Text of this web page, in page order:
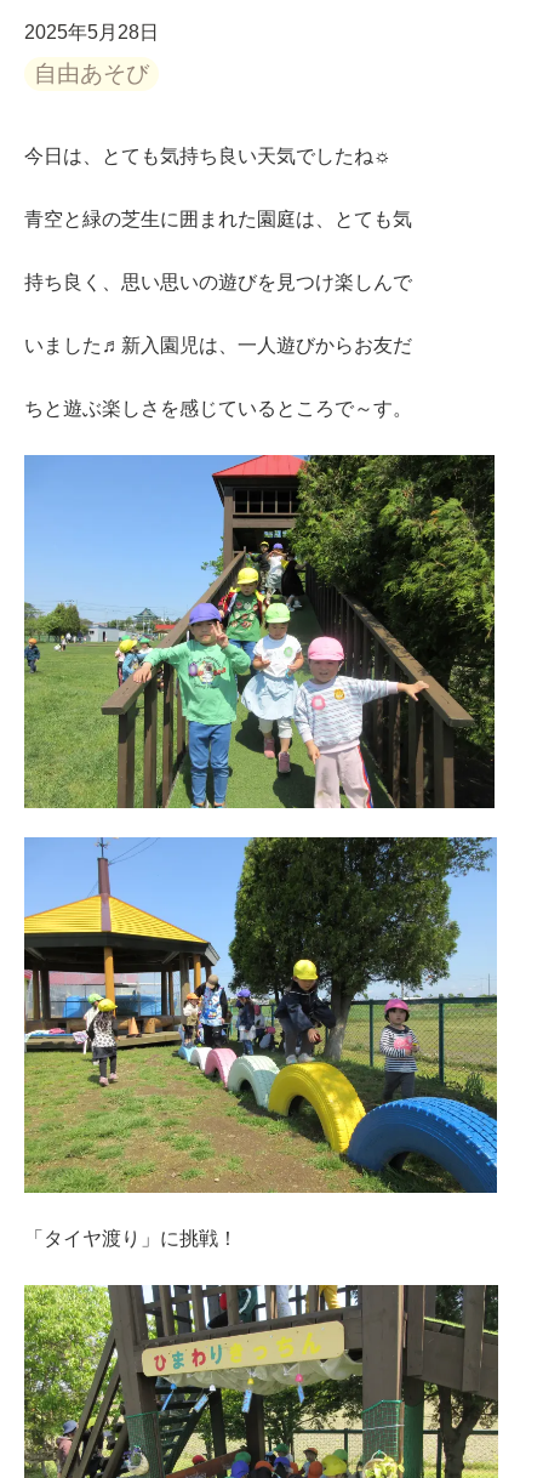
2025年5月28日
自由あそび
今日は、とても気持ち良い天気でしたね☼
青空と緑の芝生に囲まれた園庭は、とても気
持ち良く、思い思いの遊びを見つけ楽しんで
いました♬新入園児は、一人遊びからお友だ
ちと遊ぶ楽しさを感じているところで～す。
「タイヤ渡り」に挑戦！